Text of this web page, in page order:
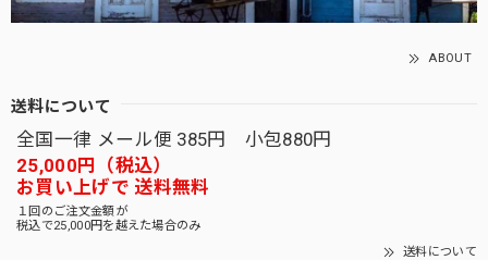
ABOUT
送料について
全国一律 メール便 385円 小包880円
25,000円（税込）
お買い上げで 送料無料
１回のご注文金額が
税込で25,000円を越えた場合のみ
送料について